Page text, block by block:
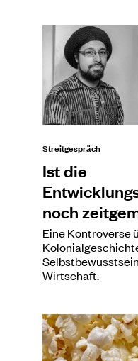
Streitgespräch
Ist die
noch
Eine Kontroverse
Wirtschaft.